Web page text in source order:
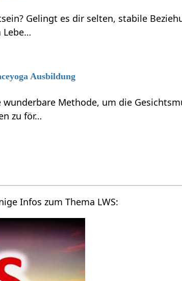
Gelingt es dir selten, stabile
Lebe…
Ausbildung
wunderbare Methode, um die
zu för…
Infos zum Thema LWS: